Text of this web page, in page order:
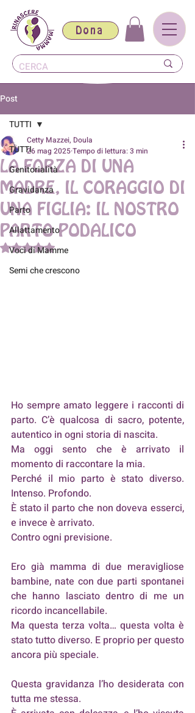
Dona
Post
TUTTI
Genitorialità
Gravidanza
Parto
Allattamento
Voci di Mamme
Semi che crescono
TUTTI
LA FORZA DI UNA
MADRE, IL CORAGGIO DI
UNA FIGLIA: IL NOSTRO
PARTO PODALICO
Cetty Mazzei, Doula
26 mag 2025Tempo di lettura: 3 min
Valutazione NaN stelle su 5.
Ho sempre amato leggere i racconti di
parto. C’è qualcosa di sacro, potente,
autentico in ogni storia di nascita.
Ma oggi sento che è arrivato il
momento di raccontare la mia.
Perché il mio parto è stato diverso.
Intenso. Profondo.
È stato il parto che non doveva esserci,
e invece è arrivato.
Contro ogni previsione.
Ero già mamma di due meravigliose
bambine, nate con due parti spontanei
che hanno lasciato dentro di me un
ricordo incancellabile.
Ma questa terza volta… questa volta è
stato tutto diverso. E proprio per questo
ancora più speciale.
Questa gravidanza l’ho desiderata con
tutta me stessa.